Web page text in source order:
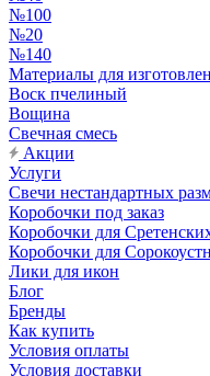
№100
№20
№140
Материалы для
Воск пчелиный
Вощина
Свечная смесь
Акции
Услуги
Свечи нестандартных
Коробочки под заказ
Коробочки для
Коробочки для
Лики для икон
Блог
Бренды
Как купить
Условия оплаты
Условия доставки